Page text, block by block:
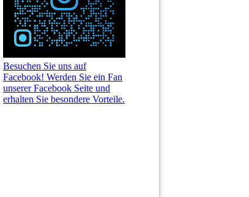
Besuchen Sie uns auf
Facebook! Werden Sie ein Fan
unserer Facebook Seite und
erhalten Sie besondere Vorteile.